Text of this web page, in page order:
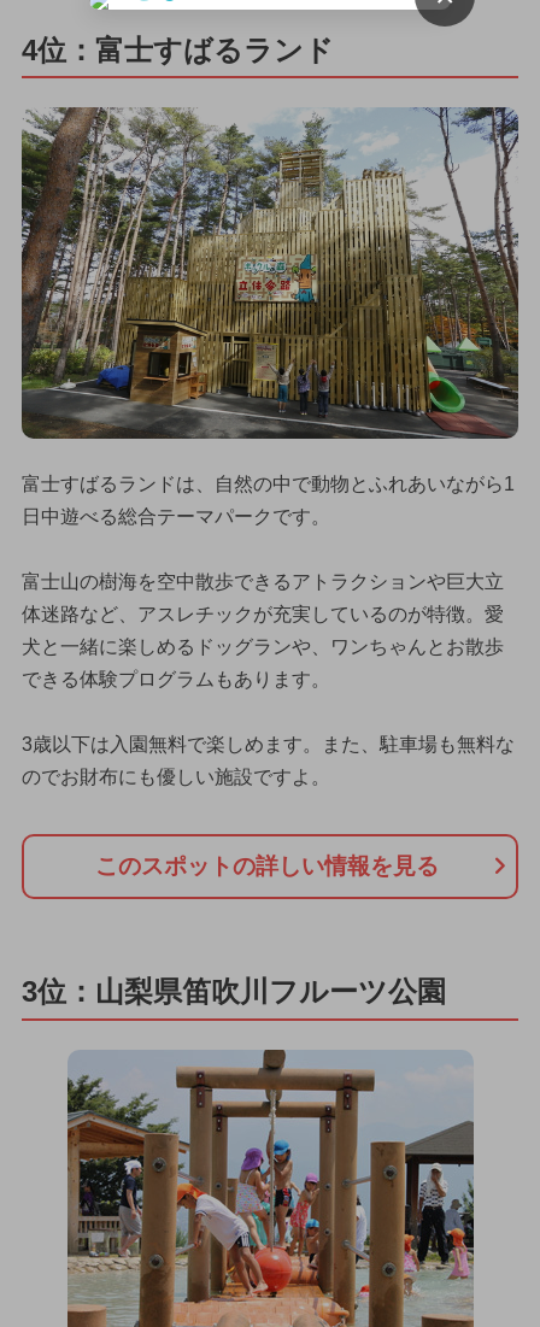
4位：富士すばるランド
富士すばるランドは、自然の中で動物とふれあいながら1
日中遊べる総合テーマパークです。
富士山の樹海を空中散歩できるアトラクションや巨大立
体迷路など、アスレチックが充実しているのが特徴。愛
犬と一緒に楽しめるドッグランや、ワンちゃんとお散歩
できる体験プログラムもあります。
3歳以下は入園無料で楽しめます。また、駐車場も無料な
のでお財布にも優しい施設ですよ。
このスポットの詳しい情報を見る
3位：山梨県笛吹川フルーツ公園